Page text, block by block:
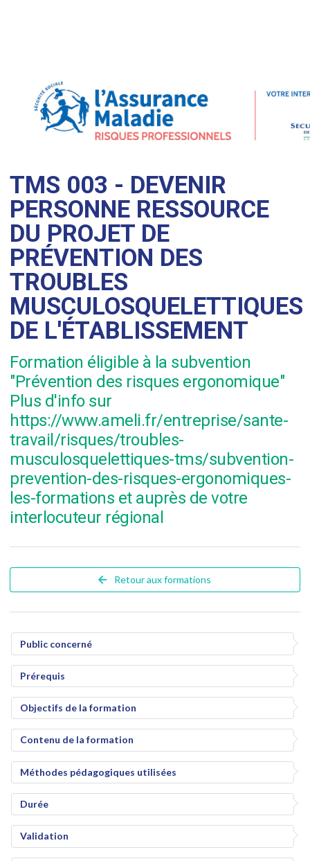
TMS 003 - DEVENIR
PERSONNE RESSOURCE
DU PROJET DE
PRÉVENTION DES
TROUBLES
MUSCULOSQUELETTIQUES
DE L'ÉTABLISSEMENT
Formation éligible à la subvention
"Prévention des risques ergonomique"
Plus d'info sur
https://www.ameli.fr/entreprise/sante-
travail/risques/troubles-
musculosquelettiques-tms/subvention-
prevention-des-risques-ergonomiques-
les-formations et auprès de votre
interlocuteur régional
Retour aux formations
Public concerné
Prérequis
Objectifs de la formation
Contenu de la formation
Méthodes pédagogiques utilisées
Durée
Validation